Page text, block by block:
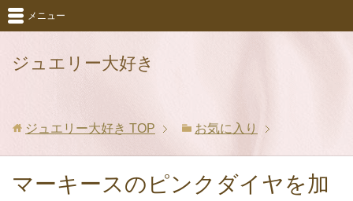
ジュエリー大好き
メニュー
ジュエリー大好き TOP お気に入り
マーキースのピンクダイヤを加